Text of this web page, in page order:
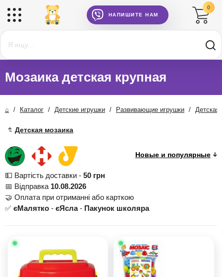
НАПИШИТЕ НАМ
0
Мозаика детская крупная
⌂ / Каталог / Детские игрушки / Развивающие игрушки / Детская
Детская мозаика
💵 Вартість доставки - 50 грн
📅 Відправка 10.08.2026
🤝 Оплата при отриманні або карткою
✅ єМалятко - єЯсла- Пакунок школяра